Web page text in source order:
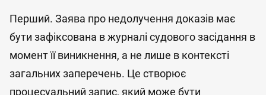
Перший. Заява про недолучення доказів має
бути зафіксована в журналі судового засідання в
момент її виникнення, а не лише в контексті
загальних заперечень. Це створює
процесуальний запис, який може бути